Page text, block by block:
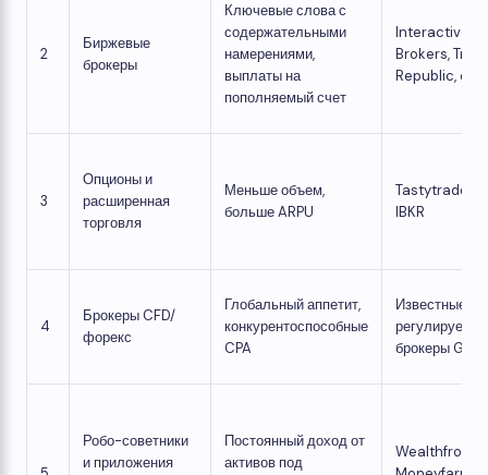
2
Биржевые
брокеры
Ключевые слова с
содержательными
намерениями,
выплаты на
пополняемый счет
Interactive
Brokers,
Republic,
3
Опционы и
расширенная
торговля
Меньше объем,
больше ARPU
Tastytrade,
IBKR
4
Брокеры CFD/
форекс
Глобальный аппетит,
конкурентоспособные
CPA
Известные
брокеры GEO
Робо-советники
и приложения
Постоянный доход от
активов под
Wealthfront,